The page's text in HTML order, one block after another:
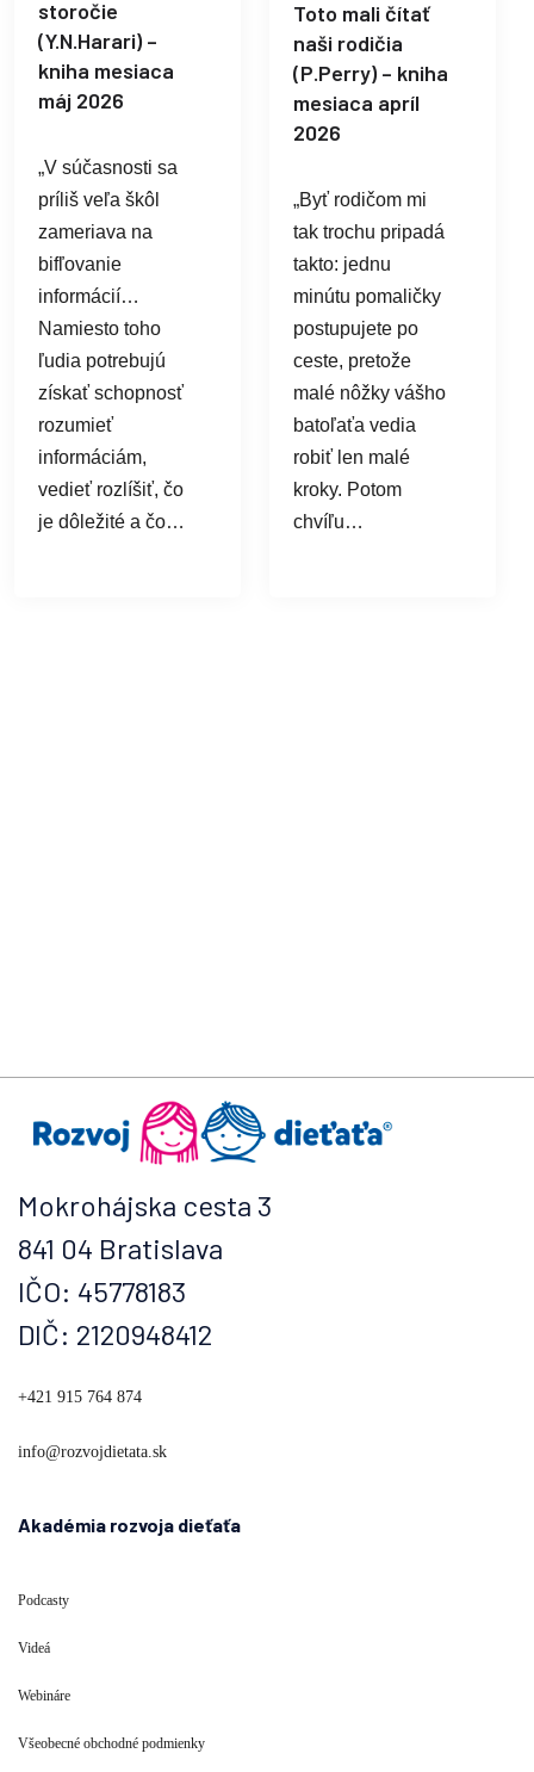
storočie
(Y.N.Harari) –
kniha mesiaca
máj 2026
„V súčasnosti sa
príliš veľa škôl
zameriava na
bifľovanie
informácií…
Namiesto toho
ľudia potrebujú
získať schopnosť
rozumieť
informáciám,
vedieť rozlíšiť, čo
je dôležité a čo…
Toto mali čítať
naši rodičia
(P.Perry) – kniha
mesiaca apríl
2026
„Byť rodičom mi
tak trochu pripadá
takto: jednu
minútu pomaličky
postupujete po
ceste, pretože
malé nôžky vášho
batoľaťa vedia
robiť len malé
kroky. Potom
chvíľu…
Mokrohájska cesta 3
841 04 Bratislava
IČO: 45778183
DIČ: 2120948412
+421 915 764 874
info@rozvojdietata.sk
Akadémia rozvoja dieťaťa
Podcasty
Videá
Webináre
Všeobecné obchodné podmienky